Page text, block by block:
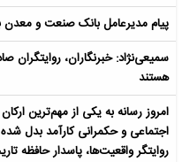
پیام مدیرعامل بانک صنعت و معدن
سمیعی‌نژاد: خبرنگاران،
هستند
امروز رسانه به یکی از مهم‌ترین
اجتماعی و حکمرانی کارآمد بدل
روایتگر واقعیت‌ها، پاسدار حافظه